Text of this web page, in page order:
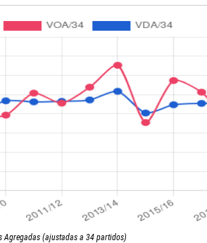
Agregadas (ajustadas a 34 partidos)